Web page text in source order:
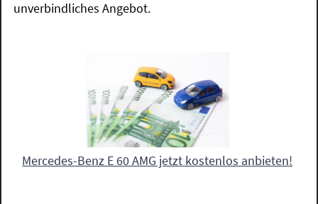
unverbindliches Angebot.
Mercedes-Benz E 60 AMG jetzt kostenlos anbieten!